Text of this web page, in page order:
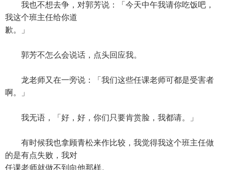
我也不想去争，对郭芳说：「今天中午我请你吃饭吧，
我这个班主任给你道
歉。」
郭芳不怎么会说话，点头回应我。
龙老师又在一旁说：「我们这些任课老师可都是受害者
啊。」
我无语，「好，好，你们只要肯赏脸，我都请。」
有时候我也拿顾青松来作比较，我觉得我这个班主任做
的是有点失败，我对
任课老师就做不到向他那样。